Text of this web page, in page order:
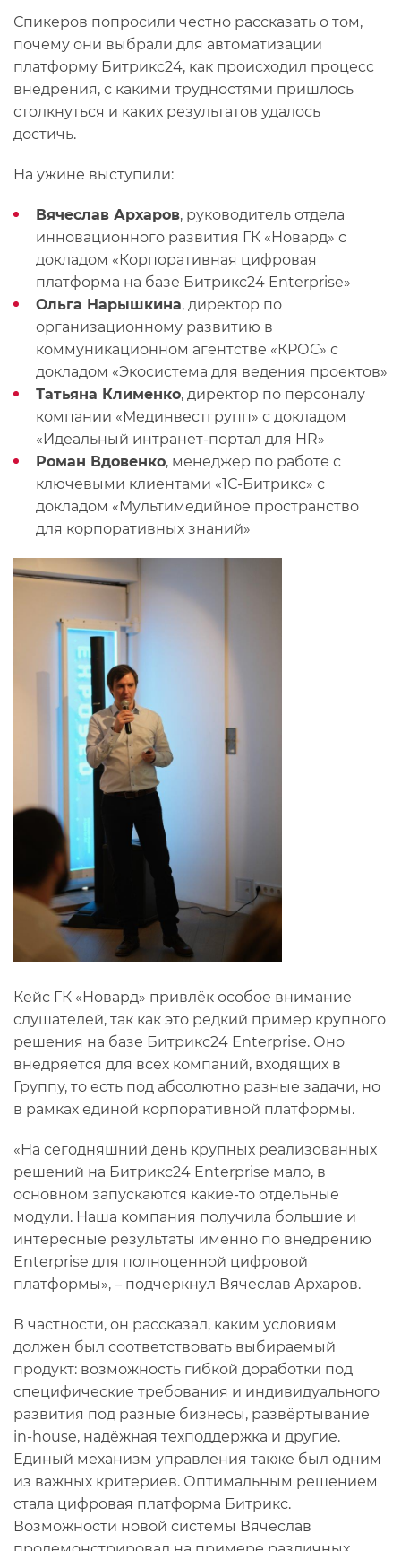
Спикеров попросили честно рассказать о том,
почему они выбрали для автоматизации
платформу Битрикс24, как происходил процесс
внедрения, с какими трудностями пришлось
столкнуться и каких результатов удалось
достичь.
На ужине выступили:
Вячеслав Архаров, руководитель отдела
инновационного развития ГК «Новард» с
докладом «Корпоративная цифровая
платформа на базе Битрикс24 Enterprise»
Ольга Нарышкина, директор по
организационному развитию в
коммуникационном агентстве «КРОС» с
докладом «Экосистема для ведения проектов»
Татьяна Клименко, директор по персоналу
компании «Мединвестгрупп» с докладом
«Идеальный интранет-портал для HR»
Роман Вдовенко, менеджер по работе с
ключевыми клиентами «1С-Битрикс» с
докладом «Мультимедийное пространство
для корпоративных знаний»
Кейс ГК «Новард» привлёк особое внимание
слушателей, так как это редкий пример крупного
решения на базе Битрикс24 Enterprise. Оно
внедряется для всех компаний, входящих в
Группу, то есть под абсолютно разные задачи, но
в рамках единой корпоративной платформы.
«На сегодняшний день крупных реализованных
решений на Битрикс24 Enterprise мало, в
основном запускаются какие-то отдельные
модули. Наша компания получила большие и
интересные результаты именно по внедрению
Enterprise для полноценной цифровой
платформы», – подчеркнул Вячеслав Архаров.
В частности, он рассказал, каким условиям
должен был соответствовать выбираемый
продукт: возможность гибкой доработки под
специфические требования и индивидуального
развития под разные бизнесы, развёртывание
in-house, надёжная техподдержка и другие.
Единый механизм управления также был одним
из важных критериев. Оптимальным решением
стала цифровая платформа Битрикс.
Возможности новой системы Вячеслав